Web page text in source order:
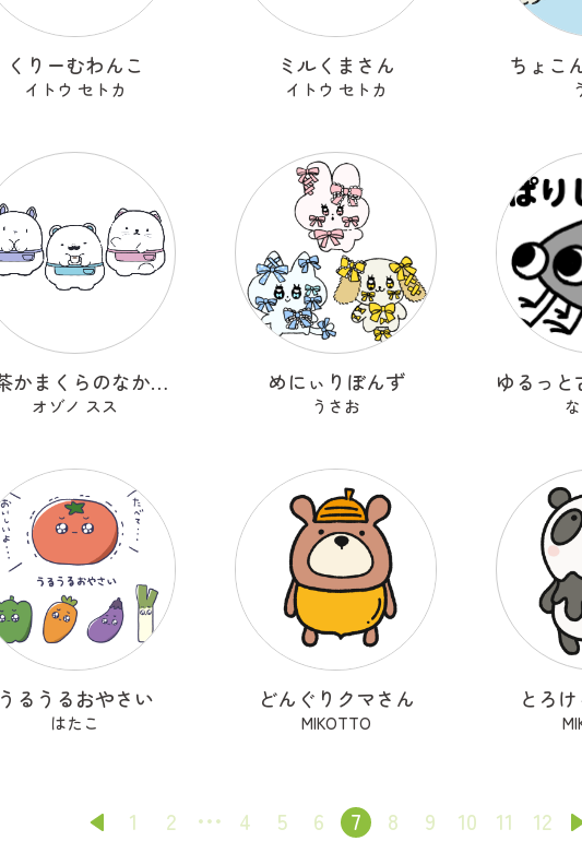
くりーむわんこ
イトウ セトカ
ミルくまさん
イトウ セトカ
ちょこ
喫茶かまくらのなかまたち
オゾノ スス
めにぃりぼんず
うさお
うるうるおやさい
はたこ
どんぐりクマさん
MIKOTTO
とろ
1 2 4 5 6 7 8 9 10 11 12